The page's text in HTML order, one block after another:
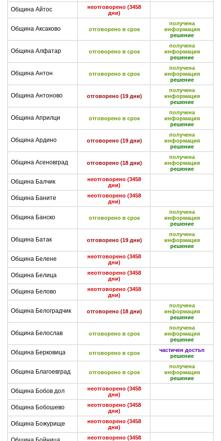
Община Айтос
неотговорено (3458
дни)
Община Аксаково отговорено в срок
получена
информация
решение
Община Алфатар отговорено в срок
получена
информация
решение
Община Антон отговорено в срок
получена
информация
решение
Община Антоново отговорено (19 дни)
получена
информация
решение
Община Априлци отговорено в срок
получена
информация
решение
Община Ардино отговорено (19 дни)
получена
информация
решение
Община Асеновград отговорено (18 дни)
получена
информация
решение
Община Балчик
неотговорено (3458
дни)
Община Баните
неотговорено (3458
дни)
Община Банско отговорено в срок
получена
информация
решение
Община Батак отговорено (19 дни)
получена
информация
решение
Община Белене
неотговорено (3458
дни)
Община Белица
неотговорено (3458
дни)
Община Белово
неотговорено (3458
дни)
Община Белоградчик отговорено (18 дни)
получена
информация
решение
Община Белослав отговорено в срок
получена
информация
решение
Община Берковица отговорено в срок
частичен достъп
решение
Община Благоевград отговорено в срок
получена
информация
решение
Община Бобов дол
неотговорено (3458
дни)
Община Бобошево
неотговорено (3458
дни)
Община Божурище
неотговорено (3458
дни)
неотговорено (3458